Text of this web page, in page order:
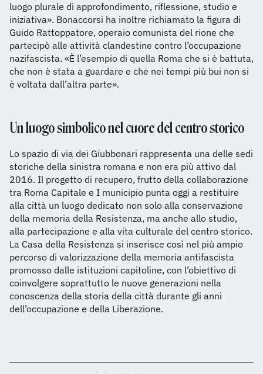
luogo plurale di approfondimento, riflessione, studio e
iniziativa». Bonaccorsi ha inoltre richiamato la figura di
Guido Rattoppatore, operaio comunista del rione che
partecipò alle attività clandestine contro l’occupazione
nazifascista. «È l’esempio di quella Roma che si è battuta,
che non è stata a guardare e che nei tempi più bui non si
è voltata dall’altra parte».
Un luogo simbolico nel cuore del centro storico
Lo spazio di via dei Giubbonari rappresenta una delle sedi
storiche della sinistra romana e non era più attivo dal
2016. Il progetto di recupero, frutto della collaborazione
tra Roma Capitale e I municipio punta oggi a restituire
alla città un luogo dedicato non solo alla conservazione
della memoria della Resistenza, ma anche allo studio,
alla partecipazione e alla vita culturale del centro storico.
La Casa della Resistenza si inserisce così nel più ampio
percorso di valorizzazione della memoria antifascista
promosso dalle istituzioni capitoline, con l’obiettivo di
coinvolgere soprattutto le nuove generazioni nella
conoscenza della storia della città durante gli anni
dell’occupazione e della Liberazione.